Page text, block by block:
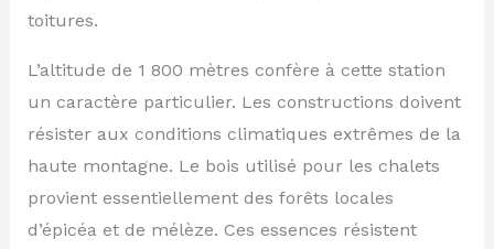
toitures.
L’altitude de 1 800 mètres confère à cette station
un caractère particulier. Les constructions doivent
résister aux conditions climatiques extrêmes de la
haute montagne. Le bois utilisé pour les chalets
provient essentiellement des forêts locales
d’épicéa et de mélèze. Ces essences résistent